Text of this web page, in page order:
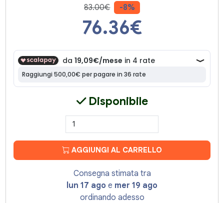
83.00€ -8%
76.36€
Disponibile
AGGIUNGI AL CARRELLO
Consegna stimata tra
lun 17 ago e mer 19 ago
ordinando adesso